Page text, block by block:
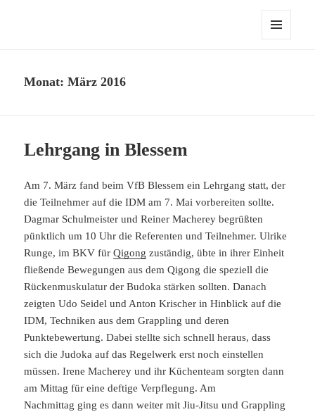
Monat:März 2016
Lehrgang in Blessem
Am 7. März fand beim VfB Blessem ein Lehrgang statt, der
die Teilnehmer auf die IDM am 7. Mai vorbereiten sollte.
Dagmar Schulmeister und Reiner Macherey begrüßten
pünktlich um 10 Uhr die Referenten und Teilnehmer. Ulrike
Runge, im BKV fürQigong zuständig, übte in ihrer Einheit
fließende Bewegungen aus dem Qigong die speziell die
Rückenmuskulatur der Budoka stärken sollten. Danach
zeigten Udo Seidel und Anton Krischer in Hinblick auf die
IDM, Techniken aus dem Grappling und deren
Punktebewertung. Dabei stellte sich schnell heraus, dass
sich die Judoka auf das Regelwerk erst noch einstellen
müssen. Irene Macherey und ihr Küchenteam sorgten dann
am Mittag für eine deftige Verpflegung. Am
Nachmittag ging es dann weiter mit Jiu-Jitsu und Grappling